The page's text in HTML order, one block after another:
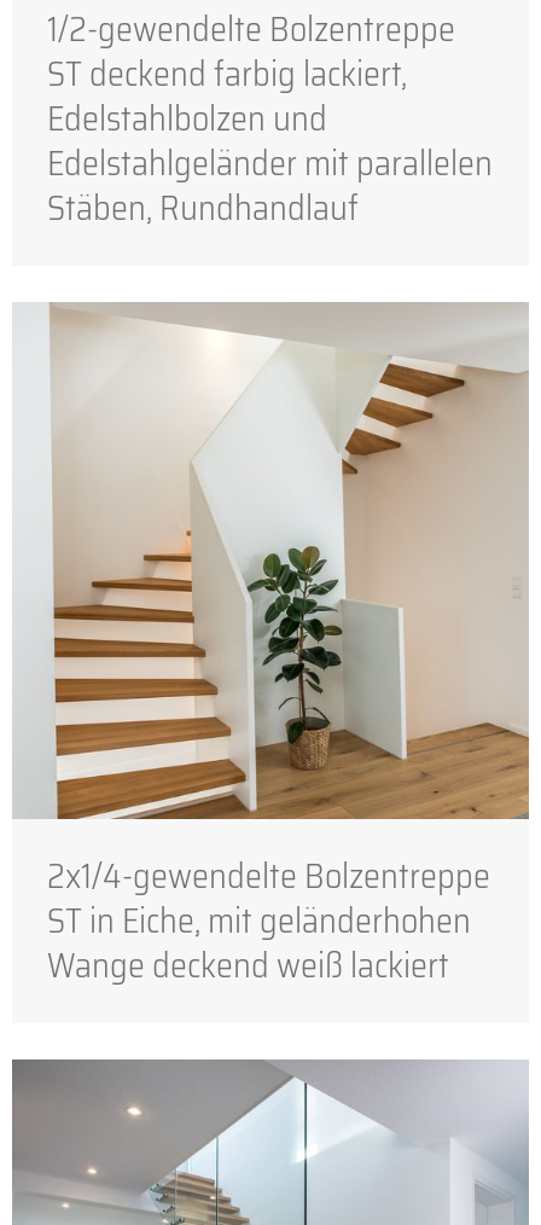
1/2-gewendelte Bolzentreppe
ST deckend farbig lackiert,
Edelstahlbolzen und
Edelstahlgeländer mit parallelen
Stäben, Rundhandlauf
2x1/4-gewendelte Bolzentreppe
ST in Eiche, mit geländerhohen
Wange deckend weiß lackiert